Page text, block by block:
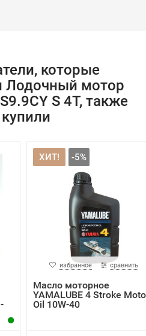
которые
Лодочный мотор
S 4T, также
купили
ХИТ! -5%
избранное сравнить
Масло моторное
YAMALUBE 4 Stroke
Oil 10W-40